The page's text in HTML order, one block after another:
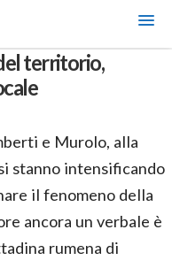
territorio,
e Murolo, alla
stanno intensificando
il fenomeno della
ancora un verbale è
rumena di